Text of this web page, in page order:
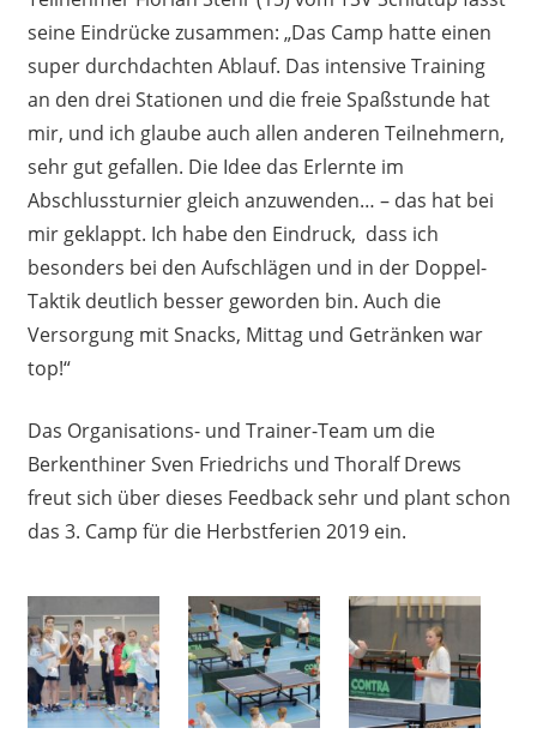
seine Eindrücke zusammen: „Das Camp hatte einen
super durchdachten Ablauf. Das intensive Training
an den drei Stationen und die freie Spaßstunde hat
mir, und ich glaube auch allen anderen Teilnehmern,
sehr gut gefallen. Die Idee das Erlernte im
Abschlussturnier gleich anzuwenden… – das hat bei
mir geklappt. Ich habe den Eindruck, dass ich
besonders bei den Aufschlägen und in der Doppel-
Taktik deutlich besser geworden bin. Auch die
Versorgung mit Snacks, Mittag und Getränken war
top!“
Das Organisations- und Trainer-Team um die
Berkenthiner Sven Friedrichs und Thoralf Drews
freut sich über dieses Feedback sehr und plant schon
das 3. Camp für die Herbstferien 2019 ein.